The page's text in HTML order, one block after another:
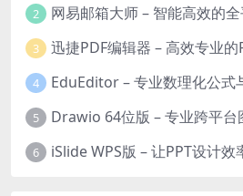
2 网易邮箱大师 – 智能高效的
3
4 EduEditor – 专业数理化公式
5 Drawio 64位版 – 专业跨平台
6